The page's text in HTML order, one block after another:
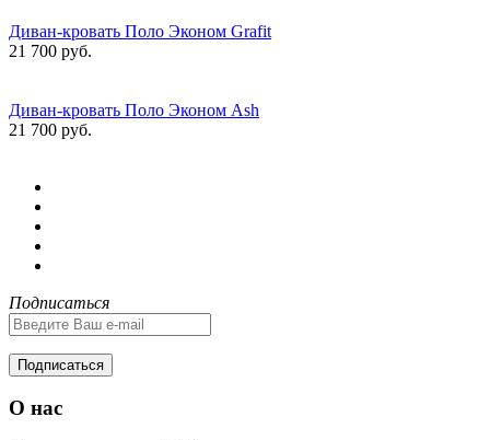
Диван-кровать Поло Эконом Grafit
21 700 руб.
Диван-кровать Поло Эконом Ash
21 700 руб.
Подписаться
Подписаться
О нас